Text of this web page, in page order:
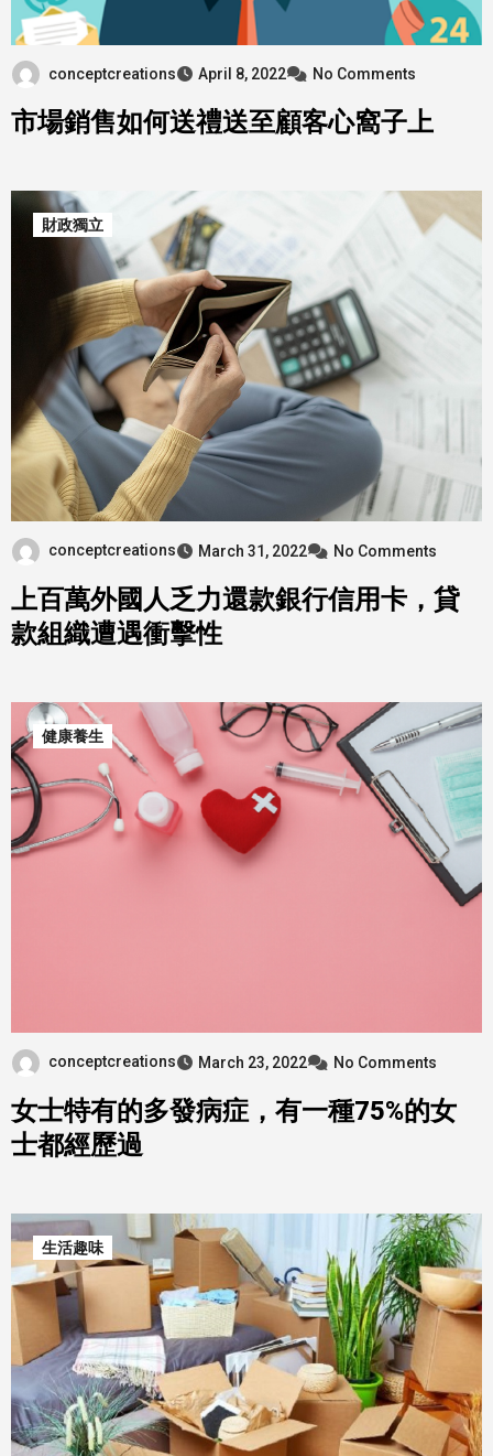
conceptcreations April 8, 2022 No Comments
市場銷售如何送禮送至顧客心窩子上
財政獨立
conceptcreations March 31, 2022 No Comments
上百萬外國人乏力還款銀行信用卡，貸
款組織遭遇衝擊性
健康養生
conceptcreations March 23, 2022 No Comments
女士特有的多發病症，有一種75%的女
士都經歷過
生活趣味